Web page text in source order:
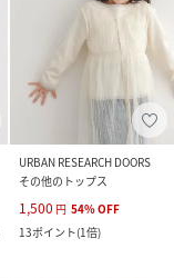
URBAN RESEARCH DOORS
その他のトップス
1,500 円 54%OFF
13ポイント(1倍)